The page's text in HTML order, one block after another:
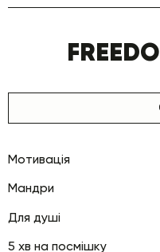
Мотивація
Мандри
Для душі
5 хв на посмішку